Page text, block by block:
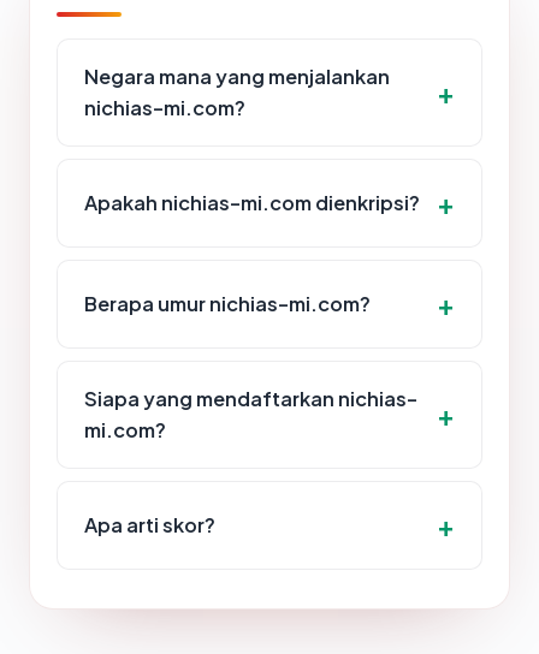
Negara mana yang menjalankan
nichias-mi.com?
Apakah nichias-mi.com dienkripsi?
Berapa umur nichias-mi.com?
Siapa yang mendaftarkan nichias-
mi.com?
Apa arti skor?